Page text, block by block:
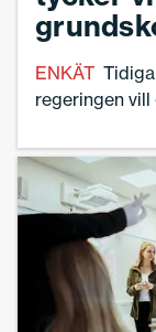
ENKÄT
regeringen
förslaget –
de gör för att